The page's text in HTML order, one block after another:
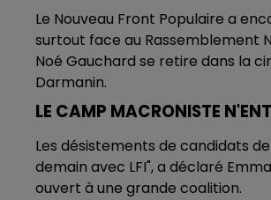
Le Nouveau Front Populaire a
surtout face au Rassemblement
Noé Gauchard se retire dans la
Darmanin.
LE CAMP MACRONISTE
Les désistements de candidats
demain avec LFI", a déclaré
ouvert à une grande coalition.